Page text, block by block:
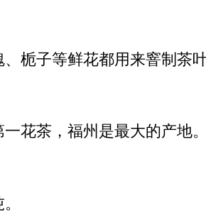
栀子等鲜花都用来窨制茶
花茶，福州是最大的产地。